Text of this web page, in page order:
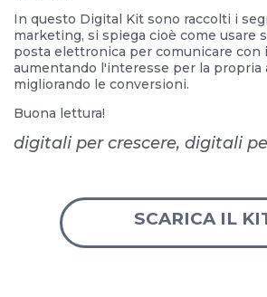
In questo Digital Kit sono raccolti i
marketing, si spiega cioè come usare
posta elettronica per comunicare con
aumentando l'interesse per la propria
migliorando le conversioni.
Buona lettura!
digitali per crescere, digitali
SCARICA IL